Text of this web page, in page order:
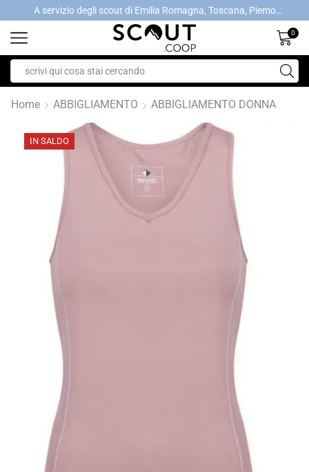
A servizio degli scout di Emilia Romagna, Toscana, Piemonte, Valle d'Aosta- Gratis la spedizione con ordini > €40
0
Home ABBIGLIAMENTO ABBIGLIAMENTO DONNA
IN SALDO